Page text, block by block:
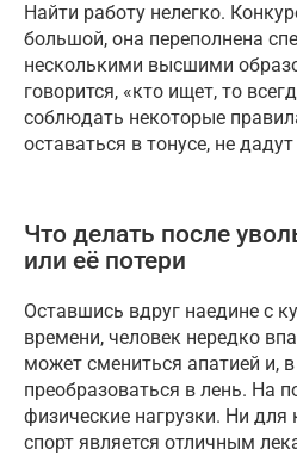
Найти работу нелегко.
большой, она переполнена
несколькими высшими
говорится, «кто ищет, то
соблюдать некоторые
оставаться в тонусе, не
Что делать после
или её потери
Оставшись вдруг наедине с
времени, человек нередко
может смениться апатией и,
преобразоваться в лень. На
физические нагрузки. Ни для
спорт является отличным